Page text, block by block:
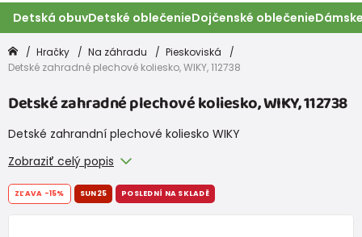
Detská obuvDetské oblečenieDojčenské oblečenie
Hračky Na záhradu
Pieskoviská
Detské zahradné plechové koliesko, WIKY, 112738
Detské zahradné plechové koliesko, WIKY, 112738
Detské zahrandní plechové koliesko WIKY
Zobraziť celý popis
ZĽAVA -15% SUN25 POSLEDNÍ NA SKLADĚ